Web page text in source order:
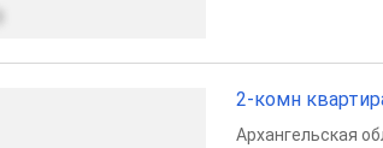
2-комн
Архангельская